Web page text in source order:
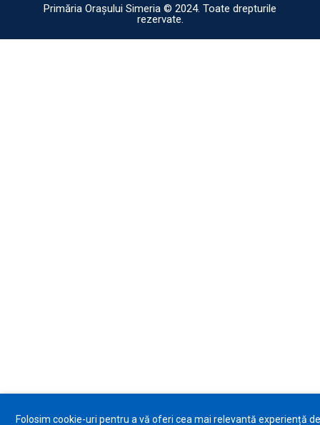
Primăria Orașului Simeria © 2024. Toate drepturile
rezervate.
Folosim cookie-uri pentru a vă oferi cea mai relevantă experiență de